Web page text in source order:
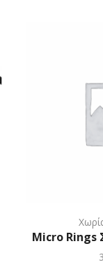
Micro Rings